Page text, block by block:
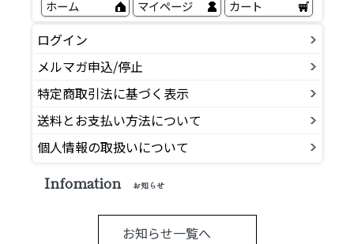
ホーム マイページ カート
ログイン
メルマガ申込/停止
特定商取引法に基づく表示
送料とお支払い方法について
個人情報の取扱いについて
Infomation お知らせ
お知らせ一覧へ